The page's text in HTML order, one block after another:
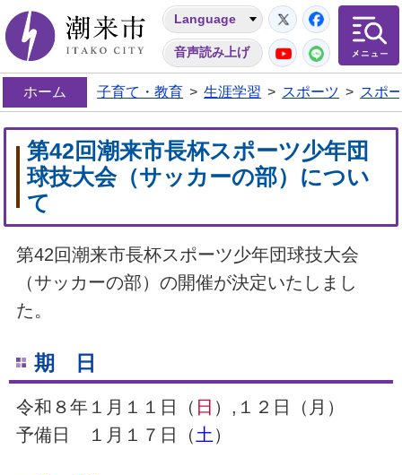
潮来市
Language
音声読み上げ
Twitter
YouTube
LINE
ホーム 子育て・教育 > 生涯学習 > スポーツ > スポ
第42回潮来市長杯スポーツ少年団
球技大会（サッカーの部）につい
て
第42回潮来市長杯スポーツ少年団球技大会
（サッカーの部）の開催が決定いたしまし
た。
期 日
令和８年１月１１日（ 日 ）,１２日（月）
予備日 １月１７日（ 土 ）